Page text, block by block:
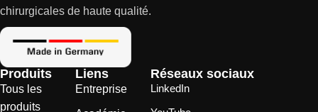
chirurgicales de haute qualité.
Produits
Tous les
produits
Liens
Entreprise
Réseaux sociaux
LinkedIn